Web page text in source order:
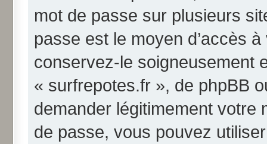
mot de passe sur plusieurs
passe est le moyen d’accès
conservez-le soigneusement
« surfrepotes.fr », de phpBB
demander légitimement votre
de passe, vous pouvez